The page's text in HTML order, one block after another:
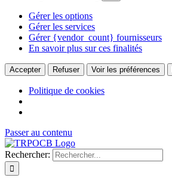
Gérer les options
Gérer les services
Gérer {vendor_count} fournisseurs
En savoir plus sur ces finalités
Accepter Refuser Voir les préférences
Politique de cookies
Passer au contenu
Rechercher: